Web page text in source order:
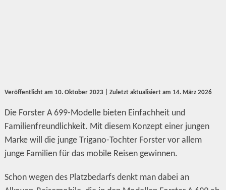
Veröffentlicht am 10. Oktober 2023| Zuletzt aktualisiert am 14. März 2026
Die Forster A 699-Modelle bieten Einfachheit und
Familienfreundlichkeit. Mit diesem Konzept einer jungen
Marke will die junge Trigano-Tochter Forster vor allem
junge Familien für das mobile Reisen gewinnen.
Schon wegen des Platzbedarfs denkt man dabei an